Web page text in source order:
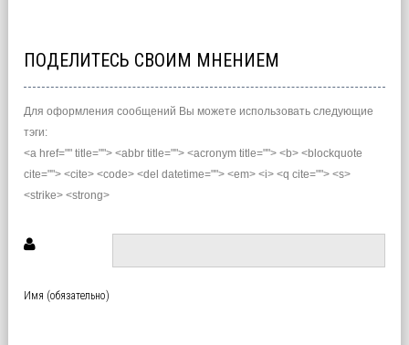
ПОДЕЛИТЕСЬ СВОИМ МНЕНИЕМ
Для оформления сообщений Вы можете использовать следующие
тэги:
<a href="" title=""> <abbr title=""> <acronym title=""> <b> <blockquote
cite=""> <cite> <code> <del datetime=""> <em> <i> <q cite=""> <s>
<strike> <strong>
Имя (обязательно)